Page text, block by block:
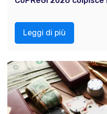
Leggi di più